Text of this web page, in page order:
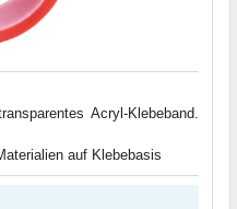
Acryl-Klebeband.
auf Klebebasis